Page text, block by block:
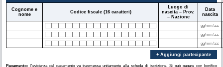
Cognome e
nome
Codice fiscale (16 caratteri)
Luogo di
nascita – Prov.
– Nazione
Data
nascita
+ Aggiungi partecipante
Pagamento:
l'evidenza del pagamento va trasmessa unitamente alla scheda di iscrizione. Si può pagare con bonifico